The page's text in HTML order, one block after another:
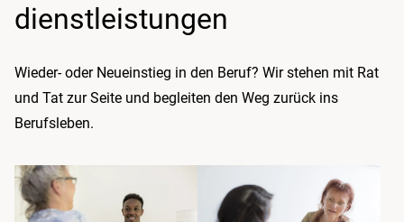
dienstleistungen
Wieder- oder Neueinstieg in den Beruf? Wir stehen mit Rat
und Tat zur Seite und begleiten den Weg zurück ins
Berufsleben.